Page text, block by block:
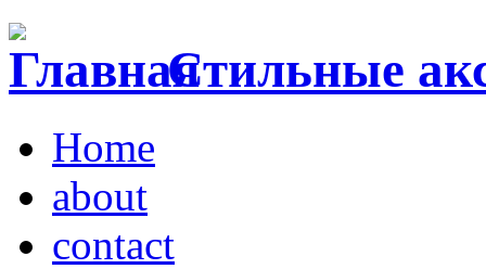
Стильные
Home
about
contact